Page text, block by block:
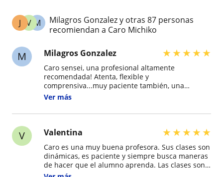
M
V
J
Milagros Gonzalez y otras 87 personas
recomiendan a Caro Michiko
M Milagros Gonzalez ★★★★★
Caro sensei, una profesional altamente
recomendada! Atenta, flexible y
comprensiva...muy paciente también, una
persona que enseña y disfruta de hacerlo! Estoy
nivel, caro sensei es la opción ideal tanto como
Muchas gracias Caro sensei!!!
Ver más
V Valentina ★★★★★
Caro es una muy buena profesora. Sus clases son
dinámicas, es paciente y siempre busca maneras
de hacer que el alumno aprenda. Las clases son
personalizadas y hace que el japonés sea